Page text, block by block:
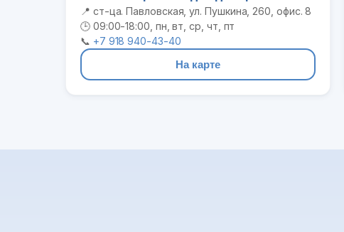
📍 ст-ца. Павловская, ул. Пушкина, 260, офис. 8
🕒 09:00-18:00, пн, вт, ср, чт, пт
📞 +7 918 940-43-40
На карте